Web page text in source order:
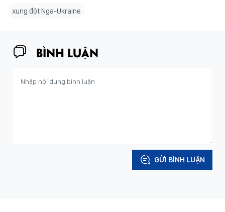
xung đột Nga-Ukraine
BÌNH LUẬN
GỬI BÌNH LUẬN